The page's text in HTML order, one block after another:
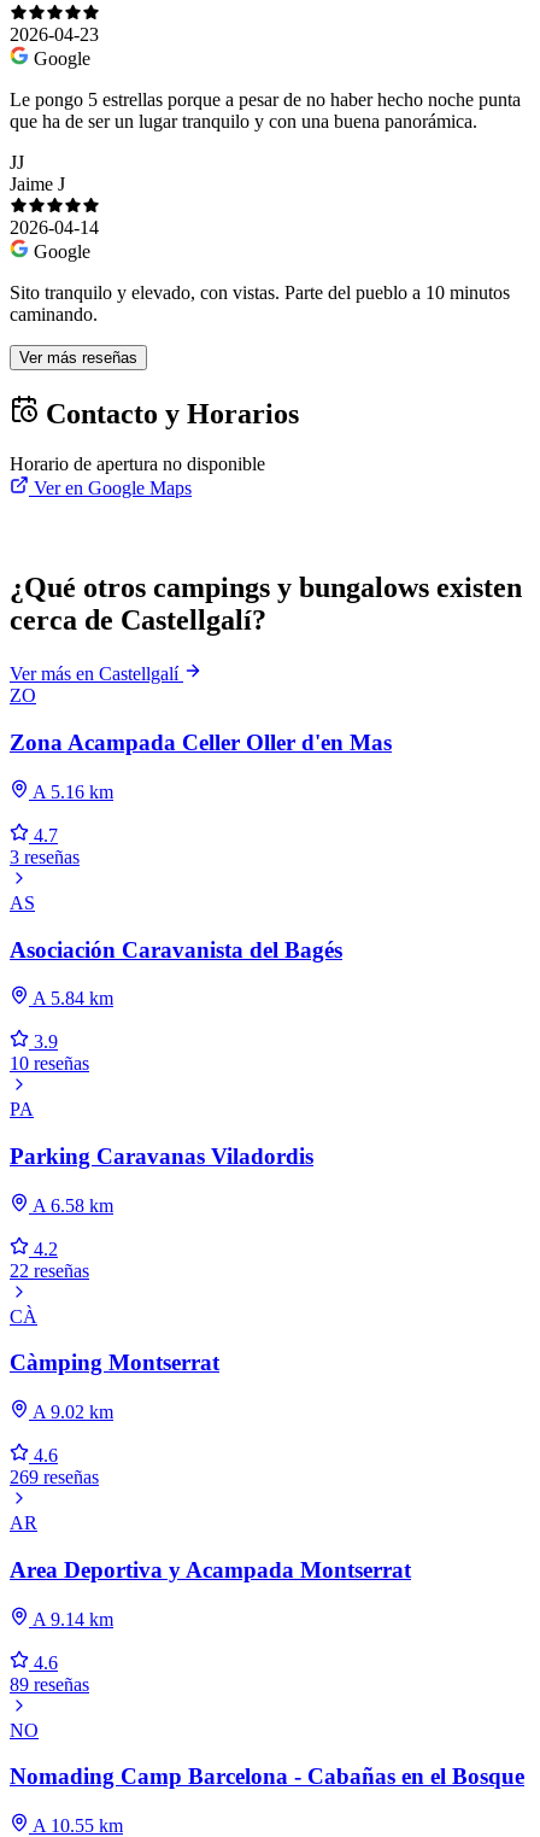
2026-04-23
Google
Le pongo 5 estrellas porque a pesar de no haber hecho noche punta
que ha de ser un lugar tranquilo y con una buena panorámica.
JJ
Jaime J
2026-04-14
Google
Sito tranquilo y elevado, con vistas. Parte del pueblo a 10 minutos
caminando.
Ver más reseñas
Contacto y Horarios
Horario de apertura no disponible
Ver en Google Maps
¿Qué otros campings y bungalows existen
cerca de Castellgalí?
Ver más en Castellgalí
ZO
Zona Acampada Celler Oller d'en Mas
A 5.16 km
4.7
3 reseñas
AS
Asociación Caravanista del Bagés
A 5.84 km
3.9
10 reseñas
PA
Parking Caravanas Viladordis
A 6.58 km
4.2
22 reseñas
CÀ
Càmping Montserrat
A 9.02 km
4.6
269 reseñas
AR
Area Deportiva y Acampada Montserrat
A 9.14 km
4.6
89 reseñas
NO
Nomading Camp Barcelona - Cabañas en el Bosque
A 10.55 km